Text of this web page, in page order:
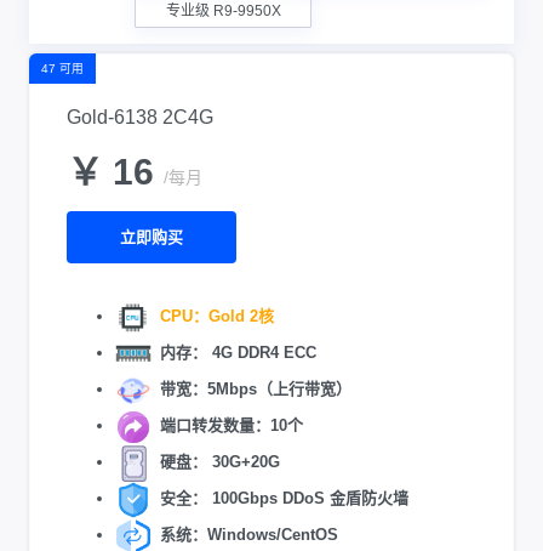
专业级 R9-9950X
47 可用
Gold-6138 2C4G
￥ 16 /每月
立即购买
CPU：Gold 2核
内存： 4G DDR4 ECC
带宽：5Mbps（上行带宽）
端口转发数量：10个
硬盘： 30G+20G
安全： 100Gbps DDoS 金盾防火墙
系统：Windows/CentOS